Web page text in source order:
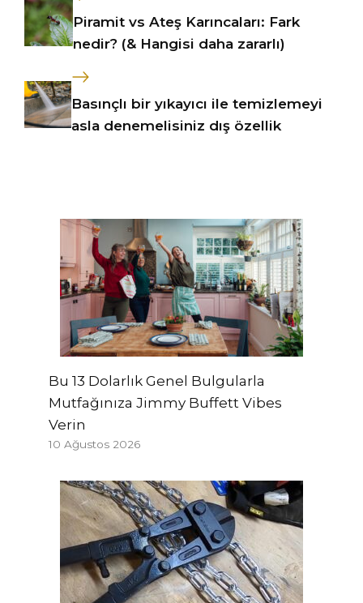
Piramit vs Ateş Karıncaları: Fark
nedir? (& Hangisi daha zararlı)
Basınçlı bir yıkayıcı ile temizlemeyi
asla denemelisiniz dış özellik
Bu 13 Dolarlık Genel Bulgularla
Mutfağınıza Jimmy Buffett Vibes
Verin
10 Ağustos 2026